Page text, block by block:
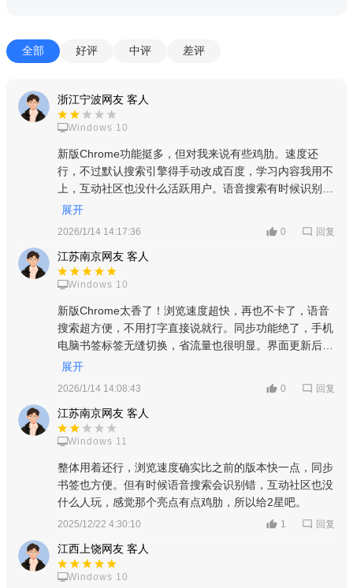
全部 好评 中评 差评
浙江宁波网友 客人
Windows 10
新版Chrome功能挺多，但对我来说有些鸡肋。速度还
行，不过默认搜索引擎得手动改成百度，学习内容我用不
上，互动社区也没什么活跃用户。语音搜索有时候识别不
准，同步功能需要Google账号，国内用着有点麻烦。整
展开
2026/1/14 14:17:36 0 回复
江苏南京网友 客人
Windows 10
新版Chrome太香了！浏览速度超快，再也不卡了，语音
搜索超方便，不用打字直接说就行。同步功能绝了，手机
电脑书签标签无缝切换，省流量也很明显。界面更新后更
好看，学习内容和互动社区偶尔用用也不错，隐身模式也
展开
2026/1/14 14:08:43 0 回复
江苏南京网友 客人
Windows 11
整体用着还行，浏览速度确实比之前的版本快一点，同步
书签也方便。但有时候语音搜索会识别错，互动社区也没
什么人玩，感觉那个亮点有点鸡肋，所以给2星吧。
2025/12/22 4:30:10 1 回复
江西上饶网友 客人
Windows 10